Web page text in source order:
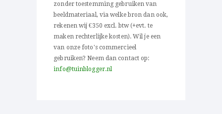
zonder toestemming gebruiken van
beeldmateriaal, via welke bron dan ook,
rekenen wij €350 excl. btw (+evt. te
maken rechterlijke kosten). Wil je een
van onze foto's commercieel
gebruiken? Neem dan contact op:
info@tuinblogger.nl